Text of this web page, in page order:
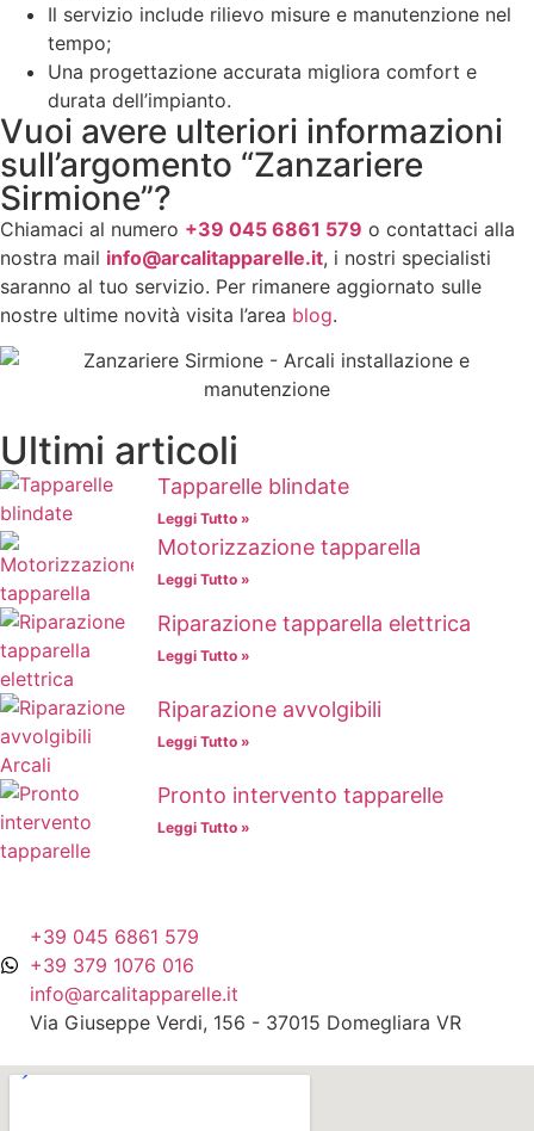
Il servizio include rilievo misure e manutenzione nel
tempo;
Una progettazione accurata migliora comfort e
durata dell’impianto.
Vuoi avere ulteriori informazioni
sull’argomento “Zanzariere
Sirmione”?
Chiamaci al numero +39 045 6861 579 o contattaci alla
nostra mail info@arcalitapparelle.it, i nostri specialisti
saranno al tuo servizio. Per rimanere aggiornato sulle
nostre ultime novità visita l’area blog.
Ultimi articoli
Tapparelle blindate
Leggi Tutto »
Motorizzazione tapparella
Leggi Tutto »
Riparazione tapparella elettrica
Leggi Tutto »
Riparazione avvolgibili
Leggi Tutto »
Pronto intervento tapparelle
Leggi Tutto »
+39 045 6861 579
+39 379 1076 016
info@arcalitapparelle.it
Via Giuseppe Verdi, 156 - 37015 Domegliara VR